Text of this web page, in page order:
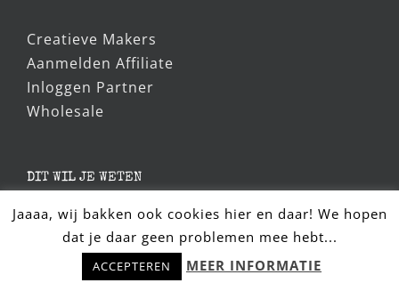
Creatieve Makers
Aanmelden Affiliate
Inloggen Partner
Wholesale
DIT WIL JE WETEN
Algemene voorwaarden
Privacybeleid
Verzenden
Jaaaa, wij bakken ook cookies hier en daar! We hopen
dat je daar geen problemen mee hebt...
ACCEPTEREN MEER INFORMATIE
Hulp nodig? Stel snel je vraag!